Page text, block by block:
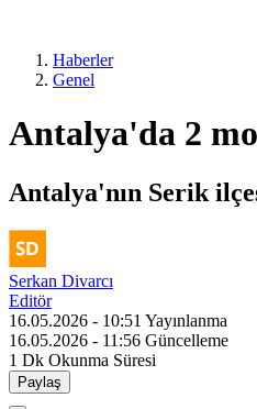
Haberler
Genel
Antalya'da 2
Antalya'nın Serik
Serkan Divarcı
Editör
16.05.2026 - 10:51 Yayınlanma
16.05.2026 - 11:56 Güncelleme
1 Dk Okunma Süresi
Paylaş